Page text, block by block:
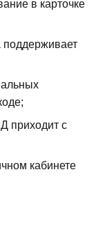
в карточке
поддерживает
приходит с
кабинете